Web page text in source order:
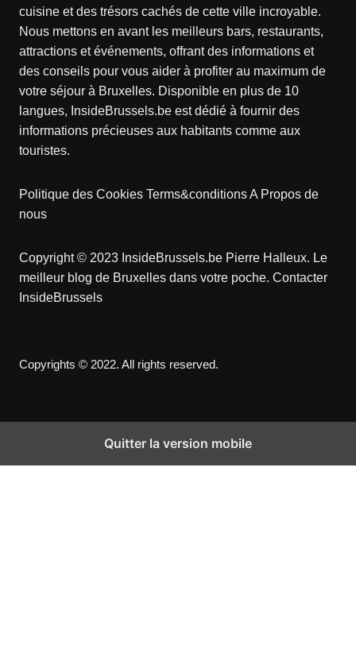
cuisine et des trésors cachés de cette ville incroyable.
Nous mettons en avant les meilleurs bars, restaurants,
attractions et événements, offrant des informations et
des conseils pour vous aider à profiter au maximum de
votre séjour à Bruxelles. Disponible en plus de 10
langues, InsideBrussels.be est dédié à fournir des
informations précieuses aux habitants comme aux
touristes.
Politique des Cookies Terms&conditionsA Propos de
nous
Copyright © 2023 InsideBrussels.be Pierre Halleux. Le
meilleur blog de Bruxelles dans votre poche. Contacter
InsideBrussels
Copyrights © 2022. All rights reserved.
Quitter la version mobile